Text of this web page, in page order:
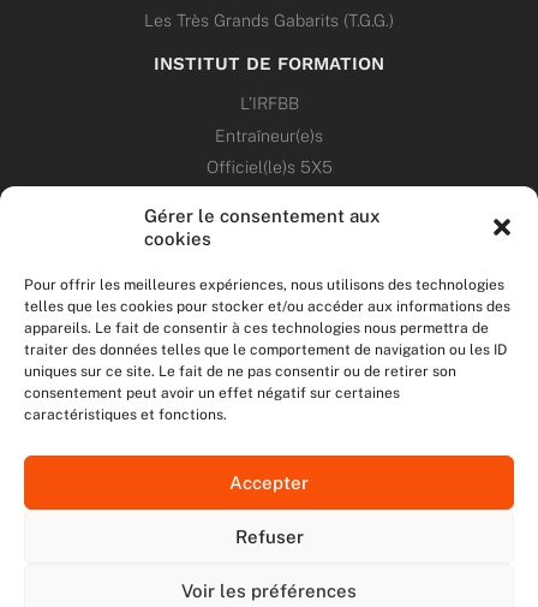
Gérer le consentement aux
cookies
Pour offrir les meilleures expériences, nous utilisons des technologies
telles que les cookies pour stocker et/ou accéder aux informations des
appareils. Le fait de consentir à ces technologies nous permettra de
traiter des données telles que le comportement de navigation ou les ID
uniques sur ce site. Le fait de ne pas consentir ou de retirer son
consentement peut avoir un effet négatif sur certaines
caractéristiques et fonctions.
Accepter
Refuser
Voir les préférences
Les Très Grands Gabarits (T.G.G.)
INSTITUT DE FORMATION
L’IRFBB
Entraîneur(e)s
Officiel(le)s 5X5
ANNONCES
ÉVÉNEMENTS
NOS RÉSEAUX SOCIAUX
b
T
i
t
I
s
a
u
MENTIONS LÉGALES